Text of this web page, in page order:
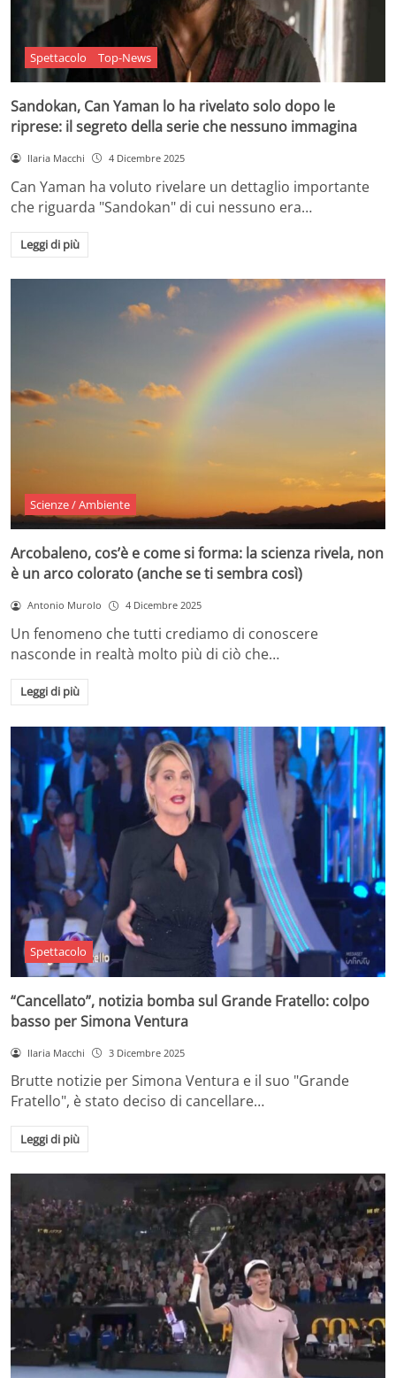
Spettacolo Top-News
Sandokan, Can Yaman lo ha rivelato solo dopo le
riprese: il segreto della serie che nessuno immagina
Ilaria Macchi 4 Dicembre 2025
Can Yaman ha voluto rivelare un dettaglio importante
che riguarda "Sandokan" di cui nessuno era…
Leggi di più
Scienze / Ambiente
Arcobaleno, cos’è e come si forma: la scienza rivela, non
è un arco colorato (anche se ti sembra così)
Antonio Murolo 4 Dicembre 2025
Un fenomeno che tutti crediamo di conoscere
nasconde in realtà molto più di ciò che…
Leggi di più
Spettacolo
“Cancellato”, notizia bomba sul Grande Fratello: colpo
basso per Simona Ventura
Ilaria Macchi 3 Dicembre 2025
Brutte notizie per Simona Ventura e il suo "Grande
Fratello", è stato deciso di cancellare…
Leggi di più